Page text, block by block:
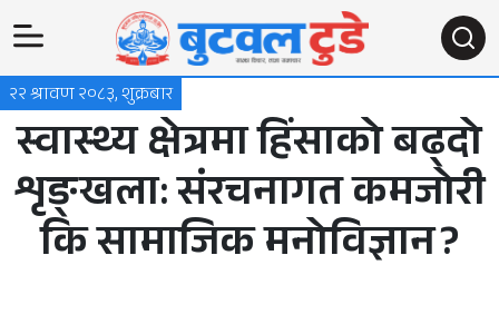
२२ श्रावण २०८३, शुक्रबार
स्वास्थ्य क्षेत्रमा हिंसाको बढ्दो
शृङ्खला: संरचनागत कमजोरी
कि सामाजिक मनोविज्ञान ?